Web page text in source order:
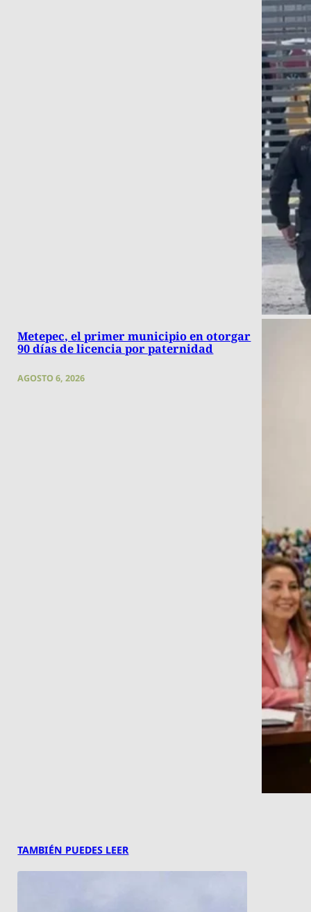
Metepec, el primer municipio en otorgar
90 días de licencia por paternidad
AGOSTO 6, 2026
TAMBIÉN PUEDES LEER